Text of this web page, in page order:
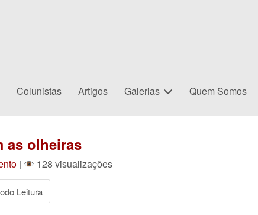
Colunistas Artigos Galerias Quem Somos
as olheiras
| 128 visualizações
Leitura